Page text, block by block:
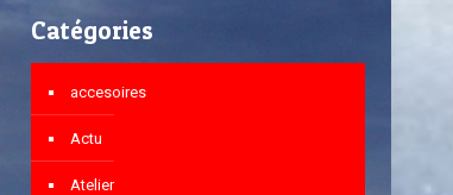
Catégories
accesoires
Actu
Atelier